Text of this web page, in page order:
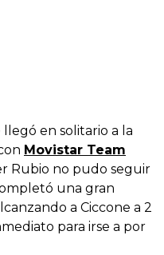
en solitario a la
Movistar Team
Rubio no pudo seguir
una gran
a Ciccone a 2
para irse a por